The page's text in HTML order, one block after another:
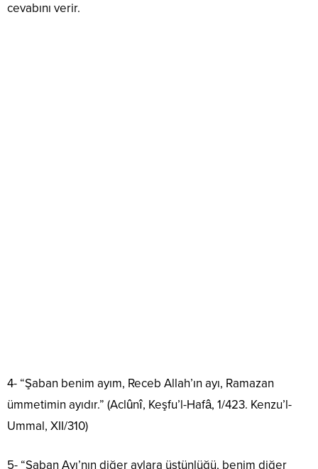
cevabını verir.
4- “Şaban benim ayım, Receb Allah’ın ayı, Ramazan
ümmetimin ayıdır.” (Aclûnî, Keşfu’l-Hafâ, 1/423. Kenzu’l-
Ummal, XII/310)
5- “Şaban Ayı’nın diğer aylara üstünlüğü, benim diğer